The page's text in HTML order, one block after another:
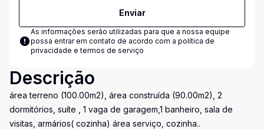
Enviar
As informações serão utilizadas para que a nossa equipe
possa entrar em contato de acordo com a política de
privacidade e termos de serviço
Descrição
área terreno (100.00m2), área construída (90.00m2), 2
dormitórios, suíte , 1 vaga de garagem,1 banheiro, sala de
visitas, armários( cozinha) área serviço, cozinha..